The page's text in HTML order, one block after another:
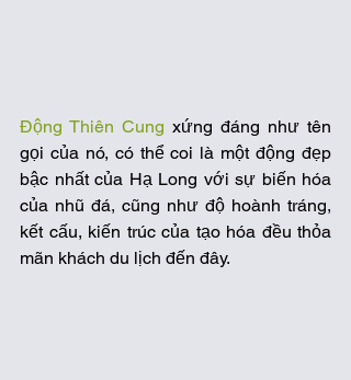
Động Thiên Cung xứng đáng như tên
gọi của nó, có thể coi là một động đẹp
bậc nhất của Hạ Long với sự biến hóa
của nhũ đá, cũng như độ hoành tráng,
kết cấu, kiến trúc của tạo hóa đều thỏa
mãn khách du lịch đến đây.